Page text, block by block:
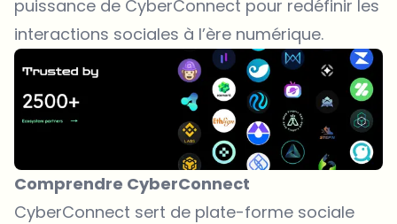
puissance de CyberConnect pour redéfinir les
interactions sociales à l’ère numérique.
Comprendre CyberConnect
CyberConnect sert de plate-forme sociale